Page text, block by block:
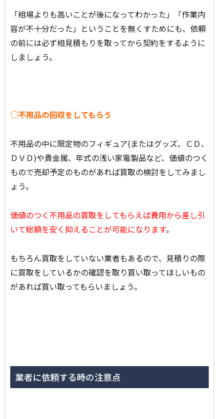
「相場よりも高いことが後になってわかった」「作業内
容が不十分だった」ということを無くすためにも、依頼
の前には必ず相見積もりを取ってから契約をするように
しましょう。
○不用品の回収をしてもらう
不用品の中に限定物のフィギュア(またはグッズ、ＣＤ、
ＤＶＤ)や貴金属、年式の浅い家電製品など、価値のつく
もので売却予定のものがあれば買取の検討をしてみまし
ょう。
価値のつく不用品の買取をしてもらえば費用から差し引
いて総額を安く抑えることが可能になります。
もちろん買取をしていない業者もあるので、見積りの際
に買取をしているかの確認を取り買い取ってほしいもの
があれば買い取ってもらいましょう。
業者に依頼する時の注意点